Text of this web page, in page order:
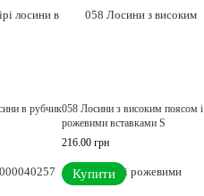
в рубчик058 Лосини з високим поясом і
рожевими вставками S
216.00 грн
Купити